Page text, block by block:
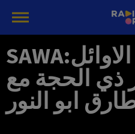
SAWA:فصل العشر الاوائل
الحجة مع
ابو النور